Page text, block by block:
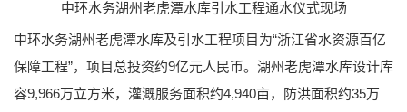
中环水务湖州老虎潭水库引水工程通水仪式现场
中环水务湖州老虎潭水库及引水工程项目为“浙江省水资源百亿
保障工程”，项目总投资约9亿元人民币。湖州老虎潭水库设计库
容9,966万立方米，灌溉服务面积约4,940亩，防洪面积约35万